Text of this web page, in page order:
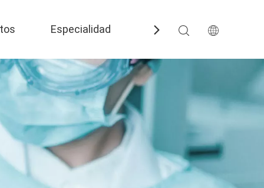
Especialidad Preguntas más